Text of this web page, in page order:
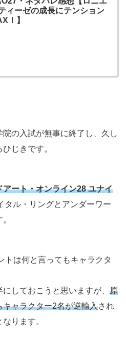
ィーゼの成長にテンション
！】
の入試が無事に終了し、久し
じきです。
アート・オンライン28 ユナイ
タル・リングとアンダーワー
トは何と言ってもキャラクタ
しておこうと思いますが、 原
ャラクター2名が逆輸入され
ります。